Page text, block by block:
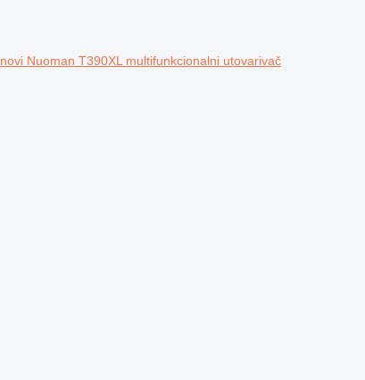
novi Nuoman T390XL multifunkcionalni utovarivač